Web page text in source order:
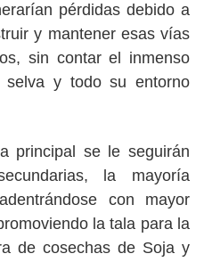
pérdidas debido a
y mantener esas vías
sin contar el inmenso
y todo su entorno
principal se le seguirán
la mayoría
con mayor
la tala para la
de cosechas de Soja y